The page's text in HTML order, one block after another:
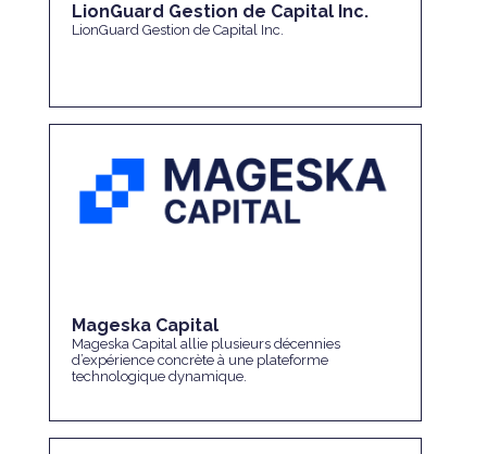
LionGuard Gestion de Capital Inc.
LionGuard Gestion de Capital Inc.
Mageska Capital
Mageska Capital allie plusieurs décennies
d’expérience concrète à une plateforme
technologique dynamique.